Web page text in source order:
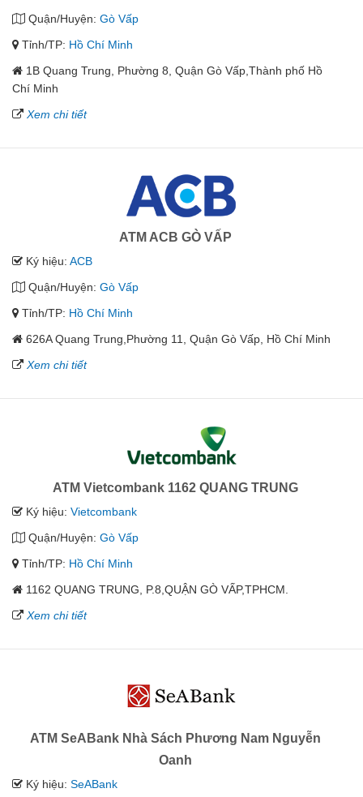
Quận/Huyện: Gò Vấp
Tỉnh/TP: Hồ Chí Minh
1B Quang Trung, Phường 8, Quận Gò Vấp,Thành phố Hồ
Chí Minh
Xem chi tiết
ATM ACB GÒ VẤP
Ký hiệu: ACB
Quận/Huyện: Gò Vấp
Tỉnh/TP: Hồ Chí Minh
626A Quang Trung,Phường 11, Quận Gò Vấp, Hồ Chí Minh
Xem chi tiết
ATM Vietcombank 1162 QUANG TRUNG
Ký hiệu: Vietcombank
Quận/Huyện: Gò Vấp
Tỉnh/TP: Hồ Chí Minh
1162 QUANG TRUNG, P.8,QUẬN GÒ VẤP,TPHCM.
Xem chi tiết
ATM SeABank Nhà Sách Phương Nam Nguyễn
Oanh
Ký hiệu: SeABank